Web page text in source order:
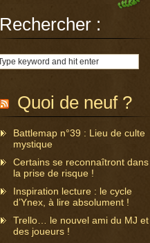
Rechercher :
Quoi de neuf ?
Battlemap n°39 : Lieu de culte
mystique
Certains se reconnaîtront dans
la prise de risque !
Inspiration lecture : le cycle
d’Ynex, à lire absolument !
Trello… le nouvel ami du MJ et
des joueurs !